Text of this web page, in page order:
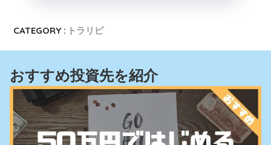
CATEGORY : トラリピ
おすすめ投資先を紹介